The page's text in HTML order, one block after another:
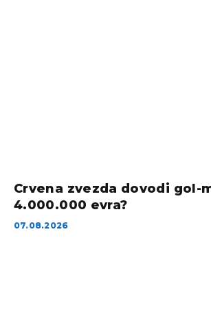
Crvena zvezda dovodi gol-
4.000.000 evra?
07.08.2026